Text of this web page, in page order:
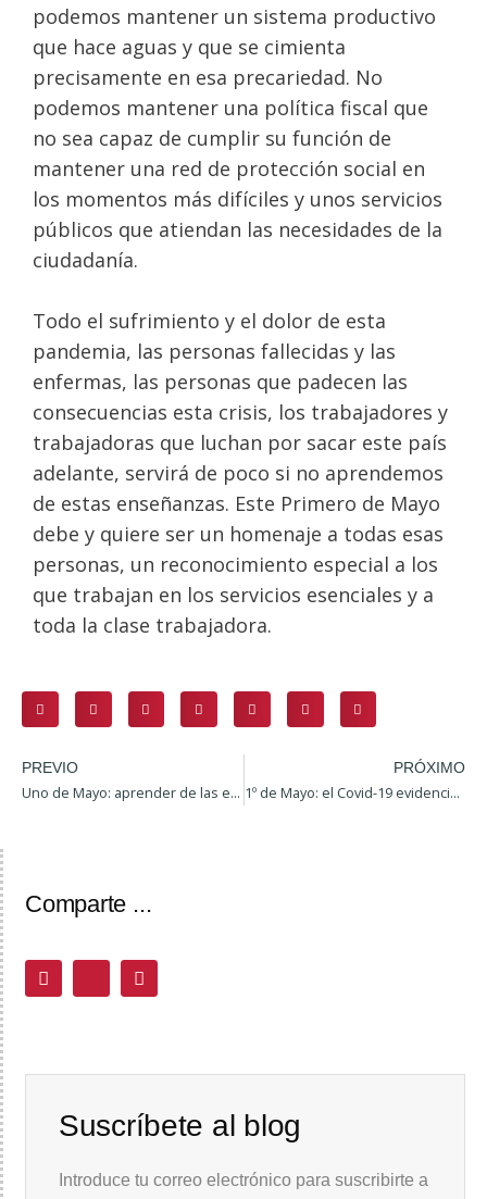
podemos mantener un sistema productivo
que hace aguas y que se cimienta
precisamente en esa precariedad. No
podemos mantener una política fiscal que
no sea capaz de cumplir su función de
mantener una red de protección social en
los momentos más difíciles y unos servicios
públicos que atiendan las necesidades de la
ciudadanía.
Todo el sufrimiento y el dolor de esta
pandemia, las personas fallecidas y las
enfermas, las personas que padecen las
consecuencias esta crisis, los trabajadores y
trabajadoras que luchan por sacar este país
adelante, servirá de poco si no aprendemos
de estas enseñanzas. Este Primero de Mayo
debe y quiere ser un homenaje a todas esas
personas, un reconocimiento especial a los
que trabajan en los servicios esenciales y a
toda la clase trabajadora.
PREVIO
Uno de Mayo: aprender de las enseñanzas del COVID-19
PRÓXIMO
1º de Mayo: el Covid-19 evidencia que la prioridad son las personas
Comparte ...
Suscríbete al blog
Introduce tu correo electrónico para suscribirte a